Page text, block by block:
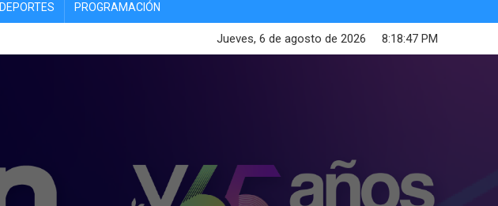
DEPORTES PROGRAMACIÓN
8:18:48 PM
Jueves, 6 de agosto de 2026